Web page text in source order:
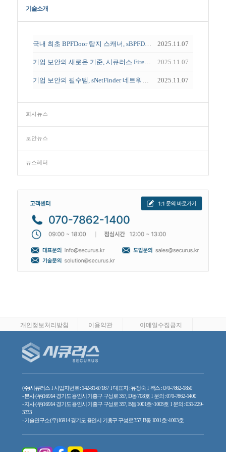
기술소개
국내 최초 BPFDoor 탐지 스캐너, sBPFDoor 2025.11.07
기업 보안의 새로운 기준, 시큐러스 FireStorm 2025.11.07
2025.11.07
회사뉴스
보안뉴스
뉴스레터
개인정보처리방침 이용약관
이메일수집금지
(주)시큐러스 l 사업자번호 : 142-81-67167 l 대표자 : 유정숙 l 팩스 : 070-7862-1850
- 본사 (우)16914 경기도 용인시 기흥구 구성로 357, D동 708호 l 문의 : 070-7862-1400
- 지사 (우)16914 경기도 용인시 기흥구 구성로 357, B동 1001호~1003호 l 문의 : 031-229-
3333
- 기술연구소 (우)16914 경기도 용인시 기흥구 구성로 357, B동 1001호~1003호